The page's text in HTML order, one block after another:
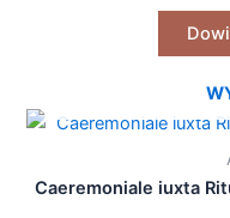
Caeremoniale iuxta